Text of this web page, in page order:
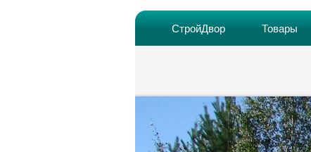
СтройДвор Товары